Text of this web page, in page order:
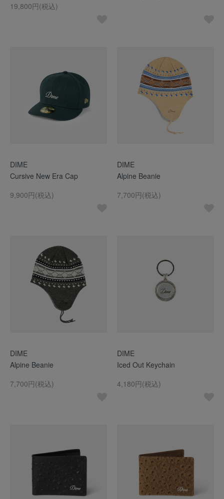
19,800円(税込)
DIME
Cursive New Era Cap
9,900円(税込)
DIME
Alpine Beanie
7,700円(税込)
DIME
Alpine Beanie
7,700円(税込)
DIME
Iced Out Keychain
4,180円(税込)